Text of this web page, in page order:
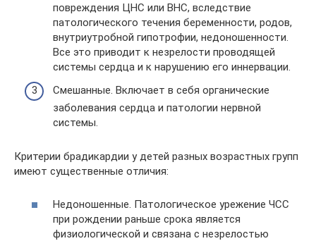
повреждения ЦНС или ВНС, вследствие
патологического течения беременности, родов,
внутриутробной гипотрофии, недоношенности.
Все это приводит к незрелости проводящей
системы сердца и к нарушению его иннервации.
Смешанные. Включает в себя органические
заболевания сердца и патологии нервной
системы.
Критерии брадикардии у детей разных возрастных групп
имеют существенные отличия:
Недоношенные. Патологическое урежение ЧСС
при рождении раньше срока является
физиологической и связана с незрелостью